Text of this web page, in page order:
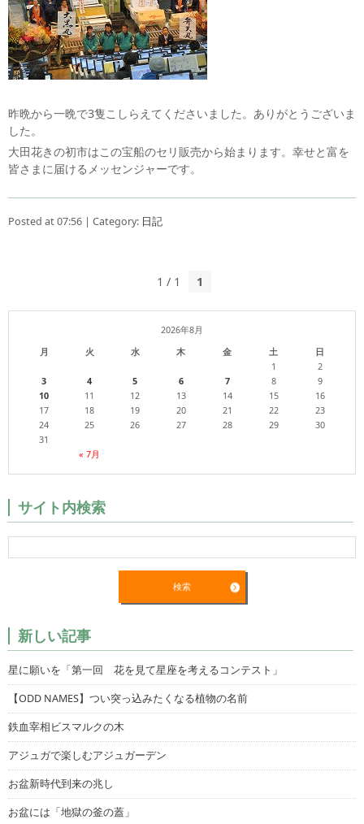
昨晩から一晩で3隻こしらえてくださいました。ありがとうございま
した。
大田花きの初市はこの宝船のセリ販売から始まります。幸せと富を
皆さまに届けるメッセンジャーです。
Posted at 07:56 | Category: 日記
1 / 1 1
2026年8月
月
火 水 木 金 土 日
« 7月
1
2
3
4 5 6 7 8
9
10
11 12 13 14 15
16
17
18 19 20 21 22
23
24
25 26 27 28 29
30
31
サイト内検索
新しい記事
星に願いを「第一回 花を見て星座を考えるコンテスト」
【ODD NAMES】つい突っ込みたくなる植物の名前
鉄血宰相ビスマルクの木
アジュガで楽しむアジュガーデン
お盆新時代到来の兆し
お盆には「地獄の釜の蓋」